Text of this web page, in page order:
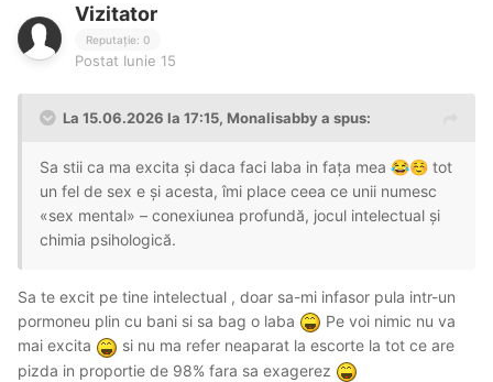
Vizitator
Reputație: 0
Postat Iunie 15
La 15.06.2026 la 17:15, Monalisabbya spus:
Sa stii ca ma excita și daca faci laba in fața mea 😂☺️ tot
un fel de sex e și acesta, îmi place ceea ce unii numesc
«sex mental» – conexiunea profundă, jocul intelectual și
chimia psihologică.
Sa te excit pe tine intelectual , doar sa-mi infasor pula intr-un
pormoneu plin cu bani si sa bag o laba
Pe voi nimic nu va
mai excita
si nu ma refer neaparat la escorte la tot ce are
pizda in proportie de 98% fara sa exagerez